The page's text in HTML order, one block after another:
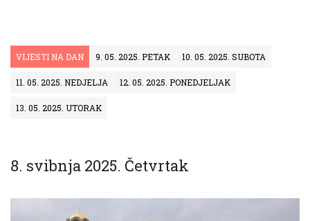
VIJESTI NA DAN 9. 05. 2025. PETAK 10. 05. 2025. SUBOTA
11. 05. 2025. NEDJELJA 12. 05. 2025. PONEDJELJAK
13. 05. 2025. UTORAK
8. svibnja 2025. Četvrtak